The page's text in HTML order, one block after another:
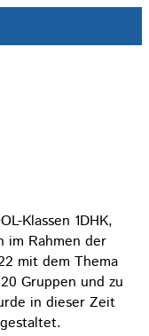
Klassen 1DHK,
im Rahmen der
mit dem Thema
Gruppen und zu
in dieser Zeit